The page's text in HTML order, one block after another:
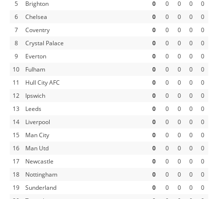
5
Brighton 0 0 0 0
0
6
Chelsea 0 0 0 0
0
7
Coventry 0 0 0 0
0
8
Crystal Palace 0 0 0 0
0
9
Everton 0 0 0 0
0
10
Fulham 0 0 0 0
0
11
Hull City AFC 0 0 0 0
0
12
Ipswich 0 0 0 0
0
13
Leeds 0 0 0 0
0
14
Liverpool 0 0 0 0
0
15
Man City 0 0 0 0
0
16
Man Utd 0 0 0 0
0
17
Newcastle 0 0 0 0
0
18
Nottingham 0 0 0 0
0
19
Sunderland 0 0 0 0
0